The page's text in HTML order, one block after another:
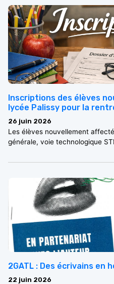
Inscriptions des élèves
lycée Palissy pour la
26 juin 2026
Les élèves nouvellement
générale, voie technologique
2GATL : Des écrivains en
22 juin 2026